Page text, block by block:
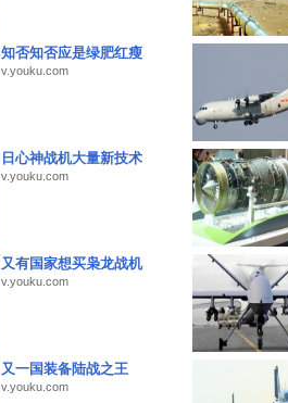
知否知否应是绿肥红瘦
v.youku.com
日心神战机大量新技术
v.youku.com
又有国家想买枭龙战机
v.youku.com
又一国装备陆战之王
v.youku.com